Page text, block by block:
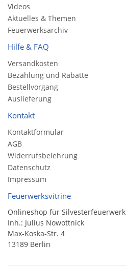
Videos
Aktuelles & Themen
Feuerwerksarchiv
Hilfe & FAQ
Versandkosten
Bezahlung und Rabatte
Bestellvorgang
Auslieferung
Kontakt
Kontaktformular
AGB
Widerrufsbelehrung
Datenschutz
Impressum
Feuerwerksvitrine
Onlineshop für Silvesterfeuerwerk
Inh.: Julius Nowottnick
Max-Koska-Str. 4
13189 Berlin